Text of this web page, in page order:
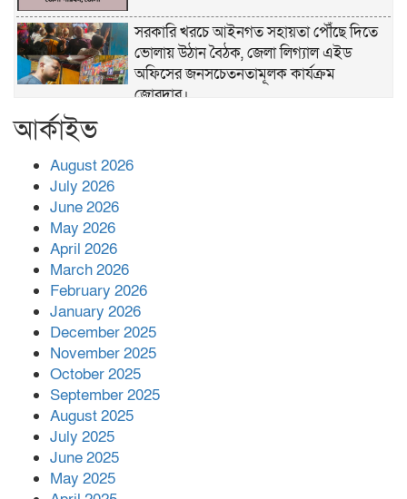
সরকারি খরচে আইনগত সহায়তা পৌঁছে দিতে
ভোলায় উঠান বৈঠক, জেলা লিগ্যাল এইড
অফিসের জনসচেতনতামূলক কার্যক্রম
জোরদার।
পাশে দাঁড়িয়ে শুনলেন সেবার বাস্তব চিত্র
খাল পুনঃখননে সাশ্রয়,সরকারি কোষাগারে ফিরল
২ কোটি ২০ লাখ টাকা।সততার অনন্য দৃষ্টান্ত
স্থাপন করলেন ইউএনও বেদবতী মিস্ত্রী।
আর্কাইভ
August 2026
July 2026
June 2026
May 2026
April 2026
March 2026
February 2026
January 2026
December 2025
November 2025
October 2025
September 2025
August 2025
July 2025
June 2025
May 2025